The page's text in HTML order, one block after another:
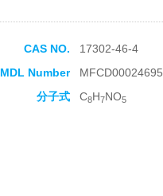
CAS NO.
17302-46-4
MDL Number
MFCD00024695
分子式 C8H7NO5